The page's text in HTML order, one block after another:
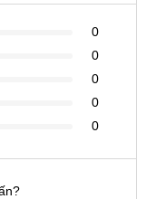
LG G4 mới được
0
0
0
0
0